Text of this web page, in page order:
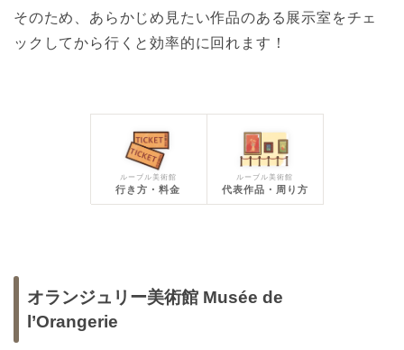
そのため、あらかじめ見たい作品のある展示室をチェ
ックしてから行くと効率的に回れます！
ルーブル美術館
行き方・料金
ルーブル美術館
代表作品・周り方
オランジュリー美術館 Musée de
l’Orangerie